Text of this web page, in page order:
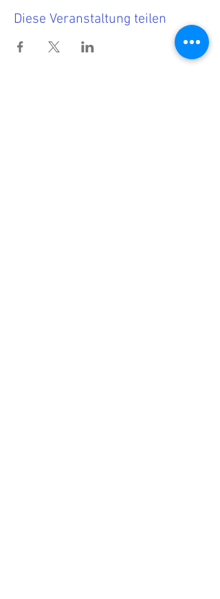
Diese Veranstaltung teilen